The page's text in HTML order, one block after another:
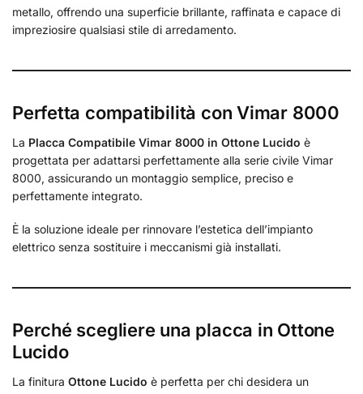
metallo, offrendo una superficie brillante, raffinata e capace di
impreziosire qualsiasi stile di arredamento.
Perfetta compatibilità con Vimar 8000
La Placca Compatibile Vimar 8000 in Ottone Lucido è
progettata per adattarsi perfettamente alla serie civile Vimar
8000, assicurando un montaggio semplice, preciso e
perfettamente integrato.
È la soluzione ideale per rinnovare l’estetica dell’impianto
elettrico senza sostituire i meccanismi già installati.
Perché scegliere una placca in Ottone
Lucido
La finitura Ottone Lucido è perfetta per chi desidera un